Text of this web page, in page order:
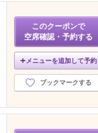
このクーポンで
空席確認・予約する
メニューを追加して予約
ブックマークする